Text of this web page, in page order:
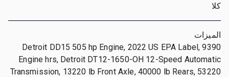
كلا
الميزات
Detroit DD15 505 hp Engine, 2022 US EPA Label, 9390
Engine hrs, Detroit DT12-1650-OH 12-Speed Automatic
Transmission, 13220 lb Front Axle, 40000 lb Rears, 53220